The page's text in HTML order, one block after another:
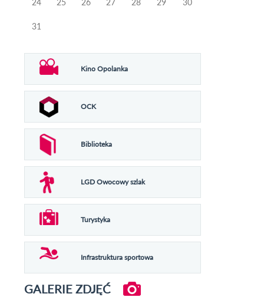
24 25 26 27 28 29 30
31
Kino Opolanka
OCK
Biblioteka
LGD Owocowy szlak
Turystyka
Infrastruktura sportowa
GALERIE ZDJĘĆ